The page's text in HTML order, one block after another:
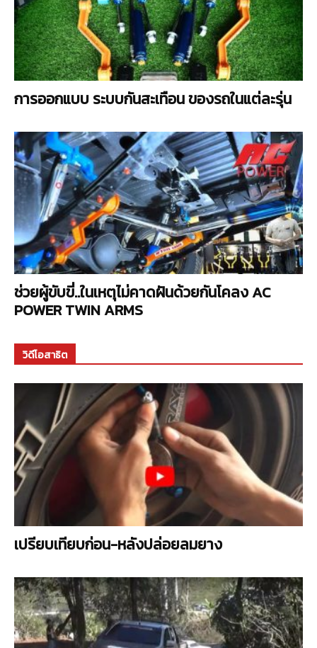
การออกแบบ ระบบกันสะเทือน ของรถในแต่ละรุ่น
ช่วยผู้ขับขี่..ในเหตุไม่คาดฝันด้วยกันโคลง AC
POWER TWIN ARMS
วิดีโอสาธิต
เปรียบเทียบก่อน-หลังปล่อยลมยาง